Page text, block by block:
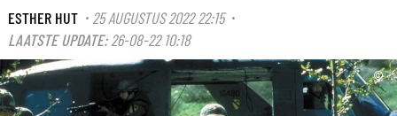
ESTHER HUT · 25 AUGUSTUS 2022 22:15·
LAATSTE UPDATE: 26-08-22 10:18
©